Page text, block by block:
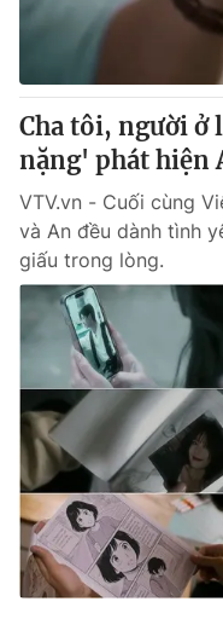
Cha tôi, người ở
nặng' phát hiện
VTV.vn - Cuối cùng
và An đều dành tình
giấu trong lòng.